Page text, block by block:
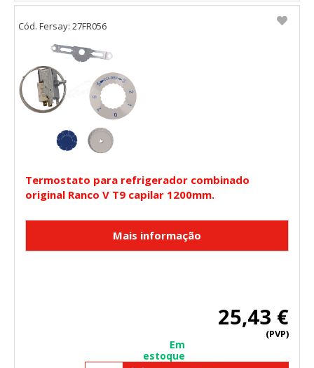
Termostato para refrigerador combinado
original Ranco V T9 capilar 1200mm.
25,43 €
(PVP)
Em
estoque
Cód. Fersay: 27FR056